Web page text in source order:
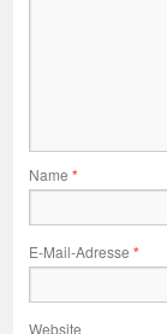
Name *
E-Mail-Adresse *
Website